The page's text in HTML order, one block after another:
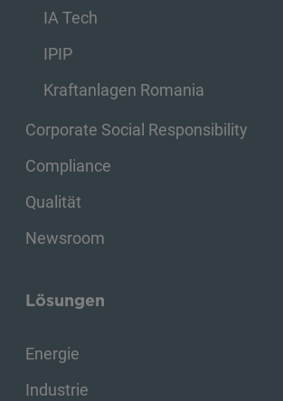
IA Tech
IPIP
Kraftanlagen Romania
Corporate Social Responsibility
Compliance
Qualität
Newsroom
Lösungen
Energie
Industrie